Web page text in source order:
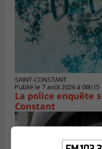
SAINT-CONSTANT
Publié le 7 août 2026 à 06h15
La police enquête
Constant